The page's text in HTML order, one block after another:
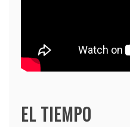
EL TIEMPO